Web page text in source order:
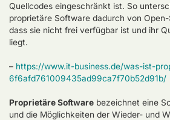
Quellcodes eingeschränkt ist. So
proprietäre Software dadurch von
dass sie nicht frei verfügbar ist und ihr
liegt.
– https://www.it-business.de/was-ist-
6f6afd761009435ad99ca7f70b52d91b/
Proprietäre Software bezeichnet eine
und die Möglichkeiten der Wieder- und